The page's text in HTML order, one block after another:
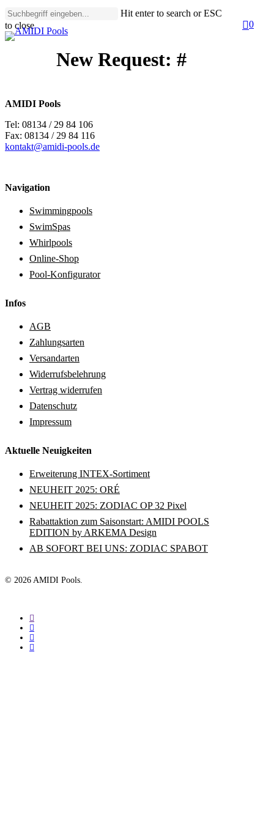
Skip
to
main
content
Hit enter to search or ESC
to close
Close
search
0
New Request: #
AMIDI Pools
Tel: 08134 / 29 84 106
Fax: 08134 / 29 84 116
kontakt@amidi-pools.de
Navigation
Swimmingpools
SwimSpas
Whirlpools
Online-Shop
Pool-Konfigurator
Infos
AGB
Zahlungsarten
Versandarten
Widerrufsbelehrung
Vertrag widerrufen
Datenschutz
Impressum
Aktuelle Neuigkeiten
Erweiterung INTEX-Sortiment
NEUHEIT 2025: ORÉ
NEUHEIT 2025: ZODIAC OP 32 Pixel
Rabattaktion zum Saisonstart: AMIDI POOLS
EDITION by ARKEMA Design
AB SOFORT BEI UNS: ZODIAC SPABOT
© 2026 AMIDI Pools.
twitter
facebook
youtube
instagram